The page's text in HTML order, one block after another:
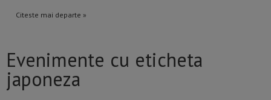
Citeste mai departe »
Evenimente cu eticheta
japoneza